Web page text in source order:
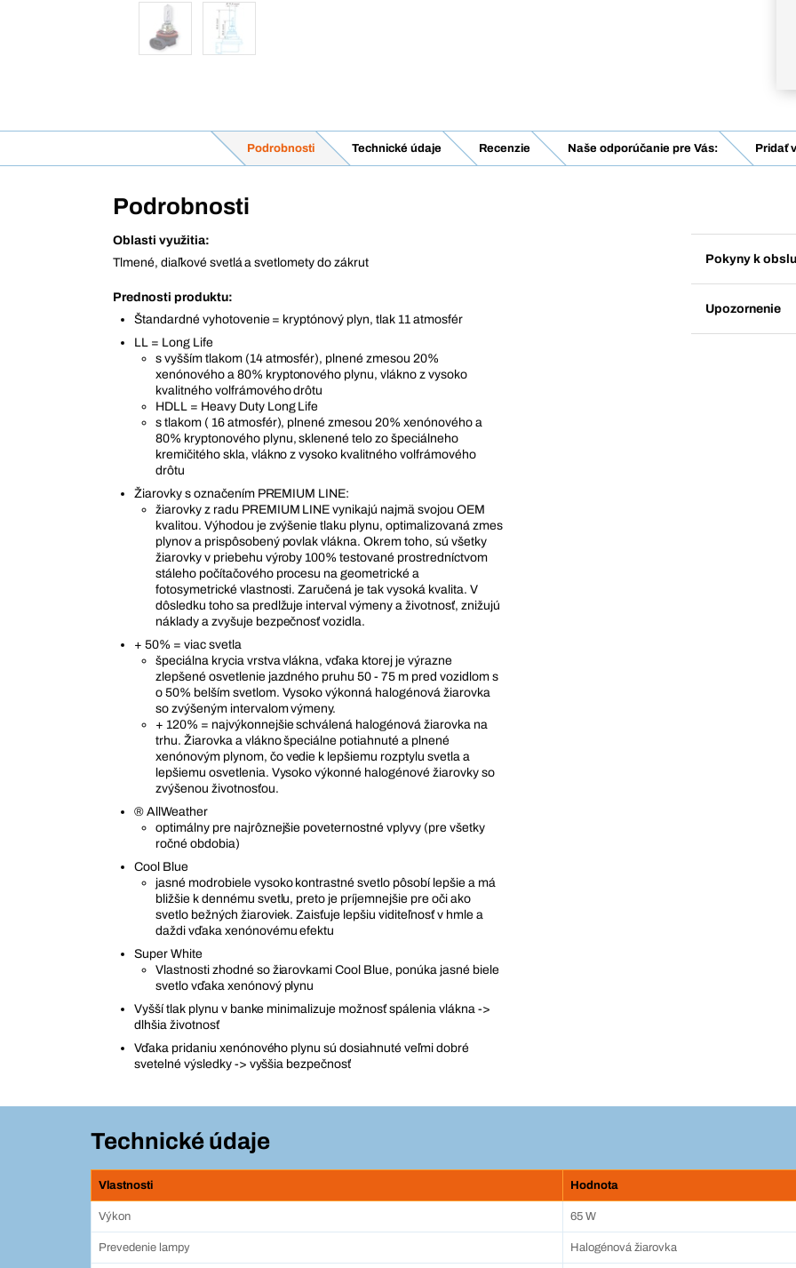
Podrobnosti Technické údaje Recenzie Naše odporúčanie pre Vás: Pridať
Podrobnosti
Oblasti využitia:
Tlmené, diaľkové svetlá a svetlomety do zákrut
Prednosti produktu:
Štandardné vyhotovenie = kryptónový plyn, tlak 11 atmosfér
LL = Long Life
s vyšším tlakom (14 atmosfér), plnené zmesou 20%
xenónového a 80% kryptonového plynu, vlákno z vysoko
kvalitného volfrámového drôtu
HDLL = Heavy Duty Long Life
s tlakom ( 16 atmosfér), plnené zmesou 20% xenónového a
80% kryptonového plynu, sklenené telo zo špeciálneho
kremičitého skla, vlákno z vysoko kvalitného volfrámového
drôtu
Žiarovky s označením PREMIUM LINE:
žiarovky z radu PREMIUM LINE vynikajú najmä svojou OEM
kvalitou. Výhodou je zvýšenie tlaku plynu, optimalizovaná zmes
plynov a prispôsobený povlak vlákna. Okrem toho, sú všetky
žiarovky v priebehu výroby 100% testované prostredníctvom
stáleho počítačového procesu na geometrické a
fotosymetrické vlastnosti. Zaručená je tak vysoká kvalita. V
dôsledku toho sa predlžuje interval výmeny a životnosť, znižujú
náklady a zvyšuje bezpečnosť vozidla.
+ 50% = viac svetla
špeciálna krycia vrstva vlákna, vďaka ktorej je výrazne
zlepšené osvetlenie jazdného pruhu 50 - 75 m pred vozidlom s
o 50% belším svetlom. Vysoko výkonná halogénová žiarovka
so zvýšeným intervalom výmeny.
+ 120% = najvýkonnejšie schválená halogénová žiarovka na
trhu. Žiarovka a vlákno špeciálne potiahnuté a plnené
xenónovým plynom, čo vedie k lepšiemu rozptylu svetla a
lepšiemu osvetlenia. Vysoko výkonné halogénové žiarovky so
zvýšenou životnosťou.
® AllWeather
optimálny pre najrôznejšie poveternostné vplyvy (pre všetky
ročné obdobia)
Cool Blue
jasné modrobiele vysoko kontrastné svetlo pôsobí lepšie a má
bližšie k dennému svetlu, preto je príjemnejšie pre oči ako
svetlo bežných žiaroviek. Zaisťuje lepšiu viditeľnosť v hmle a
daždi vďaka xenónovému efektu
Super White
Vlastnosti zhodné so žiarovkami Cool Blue, ponúka jasné biele
svetlo vďaka xenónový plynu
Vyšší tlak plynu v banke minimalizuje možnosť spálenia vlákna ->
dlhšia životnosť
Vďaka pridaniu xenónového plynu sú dosiahnuté veľmi dobré
svetelné výsledky -> vyššia bezpečnosť
Pokyny k
Upozornenie
Technické údaje
Vlastnosti Hodnota
Výkon 65 W
Prevedenie lampy Halogénová žiarovka